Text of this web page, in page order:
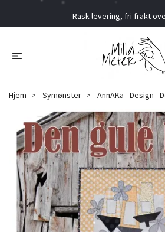
Rask levering, fri frakt
Hjem Symønster AnnAKa - Design -